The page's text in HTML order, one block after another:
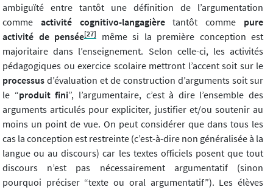
ambiguïté entre tantôt une définition de l’argumentation
comme activité cognitivo-langagièretantôt comme pure
activité de pensée[27]
même si la première conception est
majoritaire dans l’enseignement. Selon celle-ci, les activités
pédagogiques ou exercice scolaire mettront l’accent soit sur le
processus d’évaluation et de construction d’arguments soit sur
le “produit fini”, l’argumentaire, c’est à dire l’ensemble des
arguments articulés pour expliciter, justifier et/ou soutenir au
moins un point de vue. On peut considérer que dans tous les
cas la conception est restreinte (c’est-à-dire non généralisée à la
langue ou au discours) car les textes officiels posent que tout
discours n’est pas nécessairement argumentatif (sinon
pourquoi préciser “texte ou oral argumentatif”). Les élèves